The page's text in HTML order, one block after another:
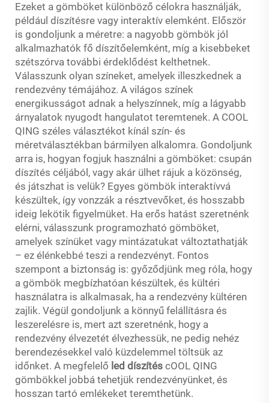
Ezeket a gömböket különböző célokra használják,
például díszítésre vagy interaktív elemként. Először
is gondoljunk a méretre: a nagyobb gömbök jól
alkalmazhatók fő díszítőelemként, míg a kisebbeket
szétszórva további érdeklődést kelthetnek.
Válasszunk olyan színeket, amelyek illeszkednek a
rendezvény témájához. A világos színek
energikusságot adnak a helyszínnek, míg a lágyabb
árnyalatok nyugodt hangulatot teremtenek. A COOL
QING széles választékot kínál szín- és
méretválasztékban bármilyen alkalomra. Gondoljunk
arra is, hogyan fogjuk használni a gömböket: csupán
díszítés céljából, vagy akár ülhet rájuk a közönség,
és játszhat is velük? Egyes gömbök interaktívvá
készültek, így vonzzák a résztvevőket, és hosszabb
ideig lekötik figyelmüket. Ha erős hatást szeretnénk
elérni, válasszunk programozható gömböket,
amelyek színüket vagy mintázatukat változtathatják
– ez élénkebbé teszi a rendezvényt. Fontos
szempont a biztonság is: győződjünk meg róla, hogy
a gömbök megbízhatóan készültek, és kültéri
használatra is alkalmasak, ha a rendezvény kültéren
zajlik. Végül gondoljunk a könnyű felállításra és
leszerelésre is, mert azt szeretnénk, hogy a
rendezvény élvezetét élvezhessük, ne pedig nehéz
berendezésekkel való küzdelemmel töltsük az
időnket. A megfelelő led díszítés cOOL QING
gömbökkel jobbá tehetjük rendezvényünket, és
hosszan tartó emlékeket teremthetünk.